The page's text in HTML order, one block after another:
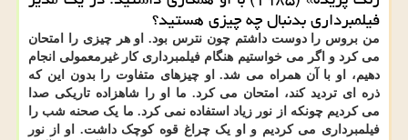
فیلمبرداری بدنبال چه چیزی هستید؟
من بروس را دوست داشتم چون نترس بود. او هر چیزی را امتحان
می کرد و اگر می خواستیم هنگام فیلمبرداری کار غیرمعمولی انجام
دهیم، او با آن همراه می شد. او چیزهای متفاوت را بدون این که
ذره ای تردید کند، امتحان می کرد. ما او را شاهزاده تاریکی صدا
می کردیم چونکه از نور زیاد استفاده نمی کرد. ما یک صحنه شب را
فیلمبرداری می کردیم و او یک چراغ قوه کوچک داشت. او از نور